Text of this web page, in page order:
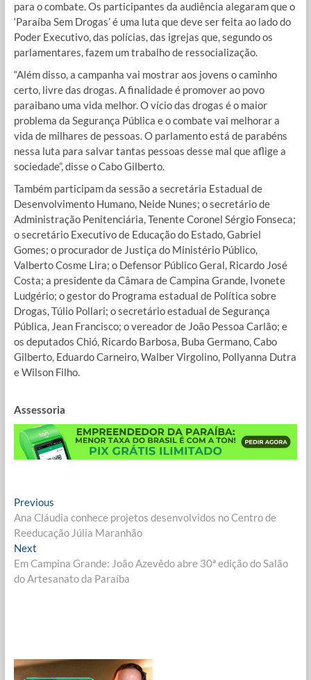
para o combate. Os participantes da audiência alegaram que o
‘Paraíba Sem Drogas’ é uma luta que deve ser feita ao lado do
Poder Executivo, das polícias, das igrejas que, segundo os
parlamentares, fazem um trabalho de ressocialização.
“Além disso, a campanha vai mostrar aos jovens o caminho
certo, livre das drogas. A finalidade é promover ao povo
paraibano uma vida melhor. O vício das drogas é o maior
problema da Segurança Pública e o combate vai melhorar a
vida de milhares de pessoas. O parlamento está de parabéns
nessa luta para salvar tantas pessoas desse mal que aflige a
sociedade”, disse o Cabo Gilberto.
Também participam da sessão a secretária Estadual de
Desenvolvimento Humano, Neide Nunes; o secretário de
Administração Penitenciária, Tenente Coronel Sérgio Fonseca;
o secretário Executivo de Educação do Estado, Gabriel
Gomes; o procurador de Justiça do Ministério Público,
Valberto Cosme Lira; o Defensor Público Geral, Ricardo José
Costa; a presidente da Câmara de Campina Grande, Ivonete
Ludgério; o gestor do Programa estadual de Política sobre
Drogas, Túlio Pollari; o secretário estadual de Segurança
Pública, Jean Francisco; o vereador de João Pessoa Carlão; e
os deputados Chió, Ricardo Barbosa, Buba Germano, Cabo
Gilberto, Eduardo Carneiro, Walber Virgolino, Pollyanna Dutra
e Wilson Filho.
Assessoria
Navegação
de
Post
PreviousPrevious
post:
Ana Cláudia conhece projetos desenvolvidos no Centro de
Reeducação Júlia Maranhão
NextNext
post:
Em Campina Grande: João Azevêdo abre 30ª edição do Salão
do Artesanato da Paraíba